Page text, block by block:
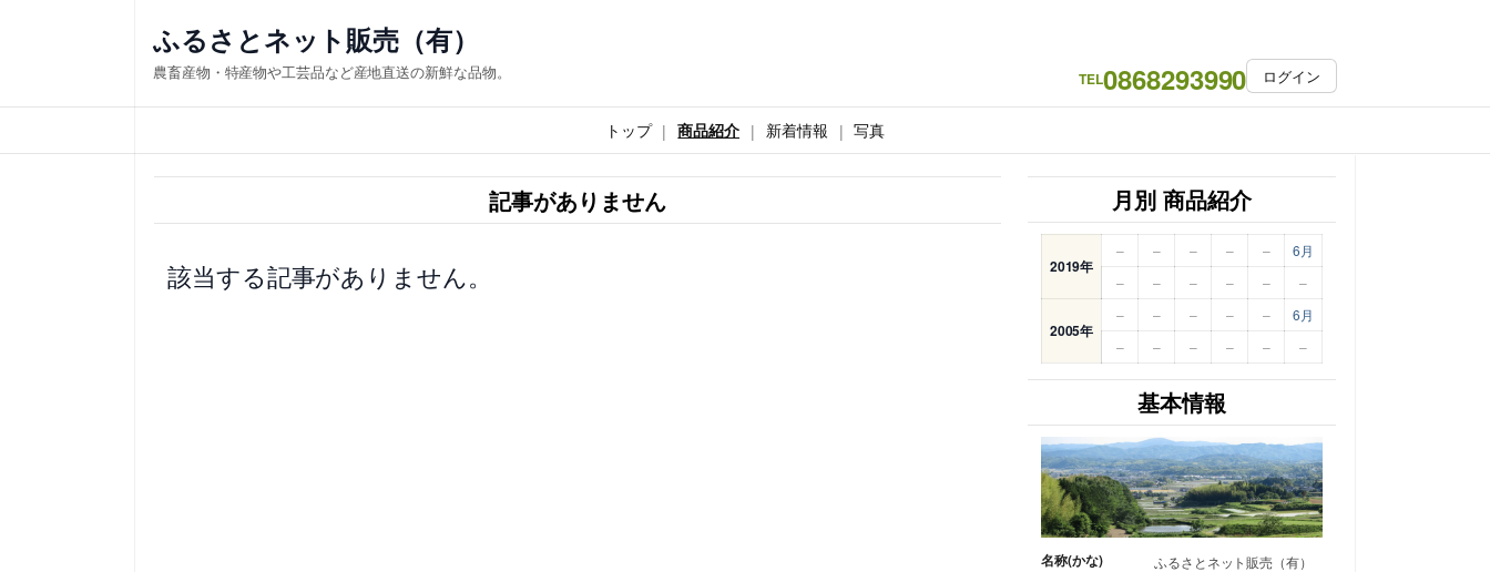
ス
キ
ふるさとネット販売（有）
農畜産物・特産物や工芸品など産地直送の新鮮な品物。 TEL0868293990 ログイン
トップ 商品紹介 新着情報 写真
記事がありません
該当する記事がありません。
月別 商品紹介
2019年
– – – – –
6月
–
– – – – –
2005年
– – – – –
6月
–
– – – – –
基本情報
名称(かな)
ふるさとネット販売（有）